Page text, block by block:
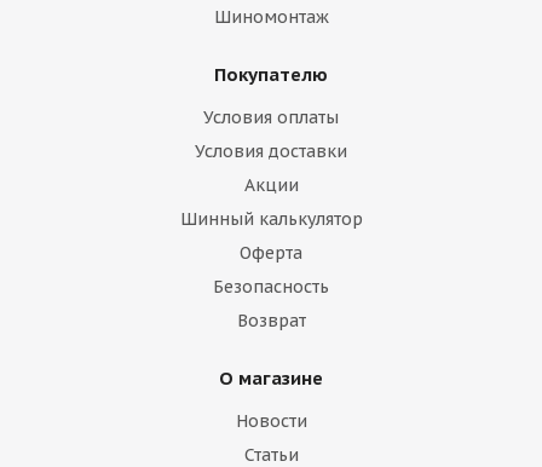
Шиномонтаж
Покупателю
Условия оплаты
Условия доставки
Акции
Шинный калькулятор
Оферта
Безопасность
Возврат
О магазине
Новости
Статьи
раз в 2 недели